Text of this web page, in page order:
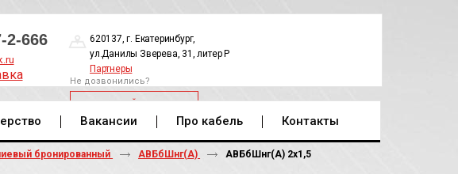
2-666
620137, г. Екатеринбург,
ул.Данилы Зверева, 31, литер Р
Партнеры
Не дозвонились?
ОБРАТНЫЙ ЗВОНОК
Вакансии Про кабель Контакты
бронированный АВБбШнг(А) АВБбШнг(A) 2х1,5